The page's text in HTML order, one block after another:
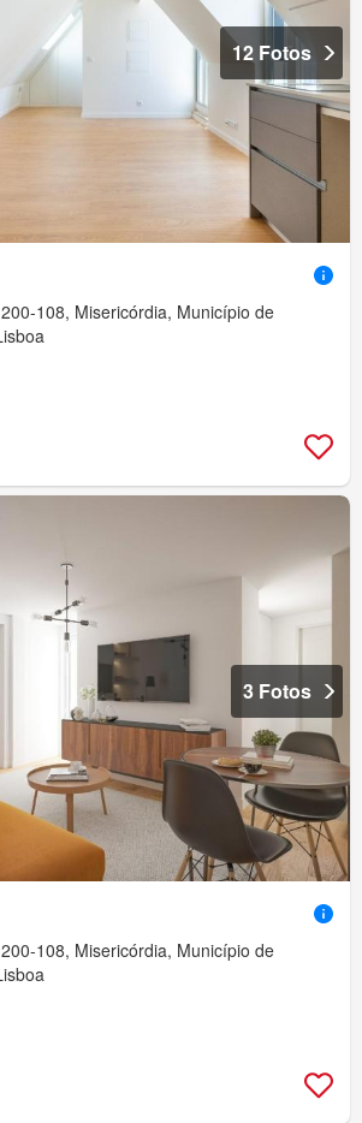
12 Fotos
108, Misericórdia, Município de
3 Fotos
108, Misericórdia, Município de